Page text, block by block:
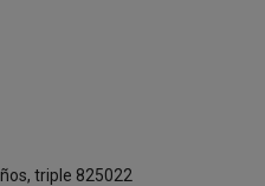
triple 825022